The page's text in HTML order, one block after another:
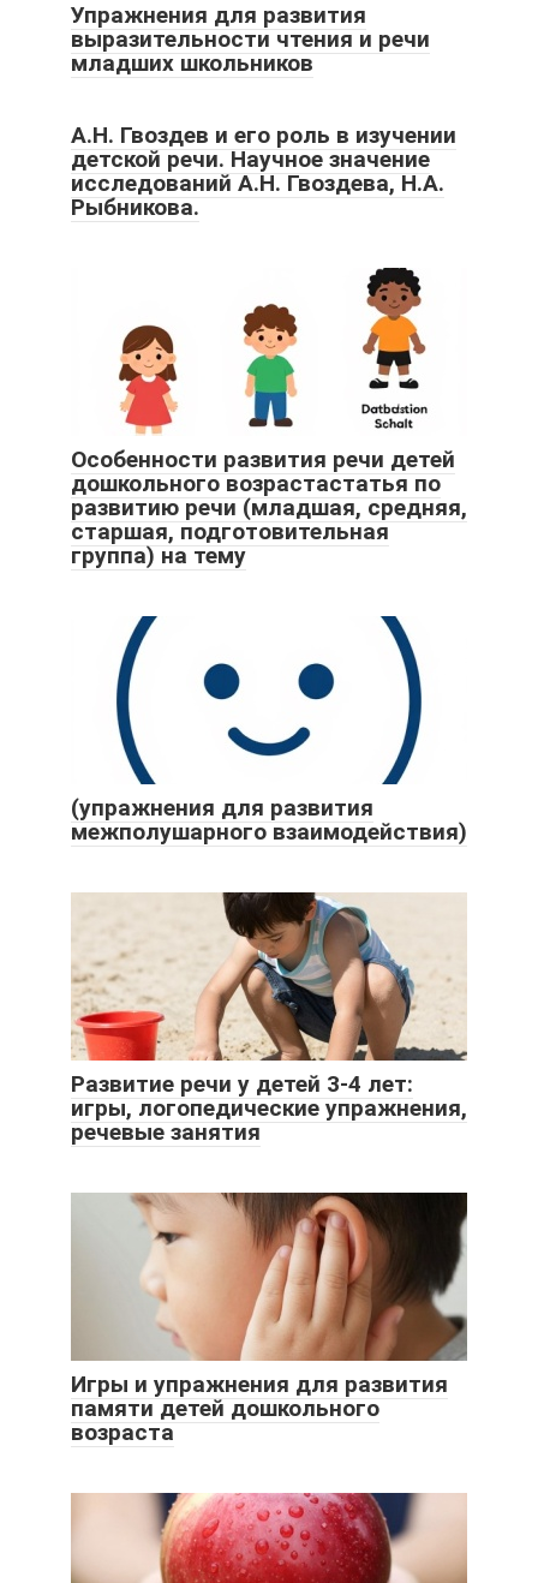
Упражнения для развития
выразительности чтения и речи
младших школьников
А.Н. Гвоздев и его роль в изучении
детской речи. Научное значение
исследований А.Н. Гвоздева, Н.А.
Рыбникова.
Особенности развития речи детей
дошкольного возрастастатья по
развитию речи (младшая, средняя,
старшая, подготовительная
группа) на тему
(упражнения для развития
межполушарного взаимодействия)
Развитие речи у детей 3-4 лет:
игры, логопедические упражнения,
речевые занятия
Игры и упражнения для развития
памяти детей дошкольного
возраста